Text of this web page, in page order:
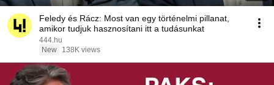
Feledy és Rácz: Most van egy történelmi pillanat,
amikor tudjuk hasznosítani itt a tudásunkat
444.hu
New
138K views